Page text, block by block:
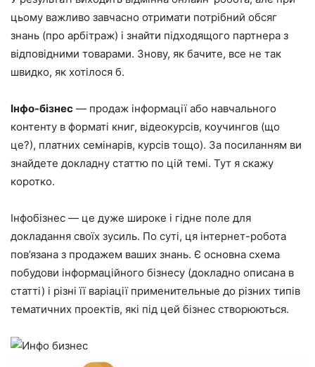
цьому важливо завчасно отримати потрібний обсяг
знань (про арбітраж) і знайти підходящого партнера з
відповідними товарами. Знову, як бачите, все не так
швидко, як хотілося б.
Інфо-бізнес — продаж інформації або навчального
контенту в форматі книг, відеокурсів, коучингов (що
це?), платних семінарів, курсів тощо). За посиланням ви
знайдете докладну статтю по цій темі. Тут я скажу
коротко.
Інфобізнес — це дуже широке і гідне поле для
докладання своїх зусиль. По суті, ця інтернет-робота
пов’язана з продажем ваших знань. Є основна схема
побудови інформаційного бізнесу (докладно описана в
статті) і різні її варіації применительные до різних типів
тематичних проектів, які під цей бізнес створюються.